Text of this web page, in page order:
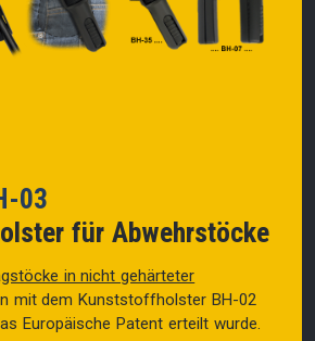
03
für Abwehrstöcke
in nicht gehärteter
mit dem Kunststoffholster BH-02
Europäische Patent erteilt wurde.